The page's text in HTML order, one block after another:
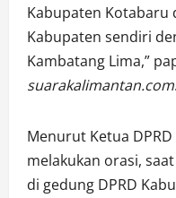
Kabupaten Kotabaru
Kabupaten sendiri
Kambatang Lima,”
suarakalimantan.com.
Menurut Ketua
melakukan orasi,
di gedung DPRD